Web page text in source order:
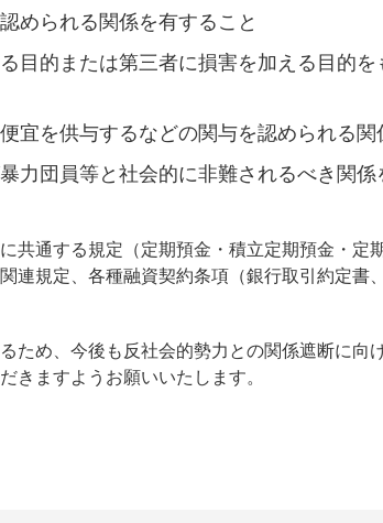
められる関係を有すること
目的または第三者に損害を加える目的
宜を供与するなどの関与を認められる関
力団員等と社会的に非難されるべき関係
共通する規定（定期預金・積立定期預金・定
連規定、各種融資契約条項（銀行取引約定書
ため、今後も反社会的勢力との関係遮断に向
きますようお願いいたします。